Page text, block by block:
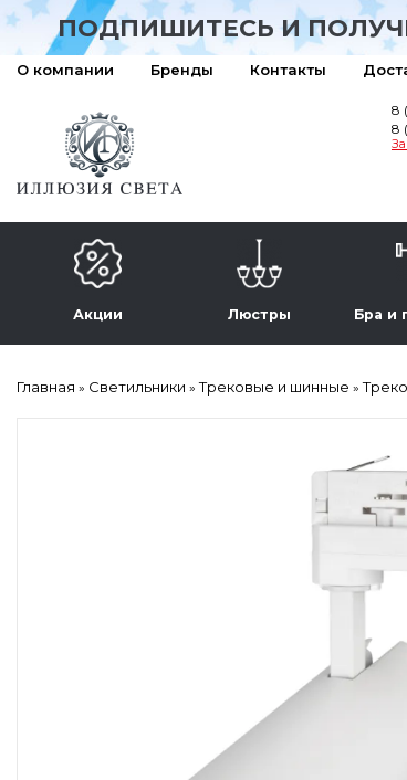
ПОДПИШИТЕСЬ И
О компании Бренды Контакты
8
8
Акции Люстры Бра и
Главная » Светильники »Трековые и шинные »